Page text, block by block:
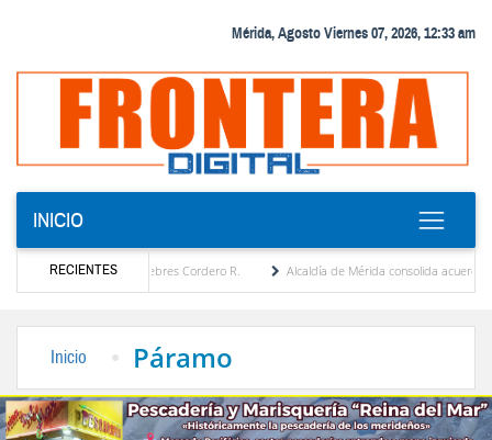
Mérida, Agosto Viernes 07, 2026, 12:33 am
INICIO
RECIENTES
María Eugenia Febres Cordero R.
Alcaldía de Mérida consolida acuerdos con
Inicio Páramo